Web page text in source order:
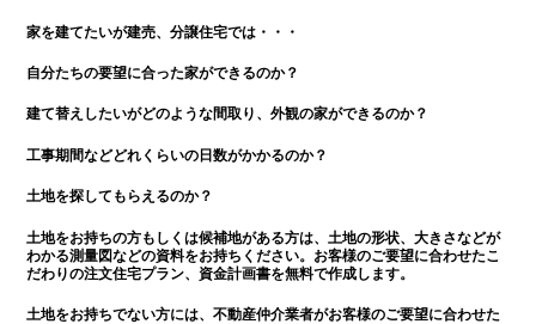
家を建てたいが建売、分譲住宅では・・・
自分たちの要望に合った家ができるのか？
建て替えしたいがどのような間取り、外観の家ができるのか？
工事期間などどれくらいの日数がかかるのか？
土地を探してもらえるのか？
土地をお持ちの方もしくは候補地がある方は、土地の形状、大きさなどが
わかる測量図などの資料をお持ちください。お客様のご要望に合わせたこ
だわりの注文住宅プラン、資金計画書を無料で作成します。
土地をお持ちでない方には、不動産仲介業者がお客様のご要望に合わせた